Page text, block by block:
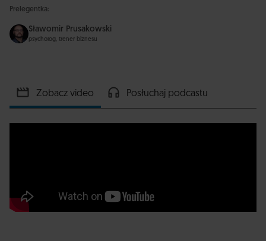
Prelegentka:
Sławomir Prusakowski
psycholog, trener biznesu
Zobacz video Posłuchaj podcastu